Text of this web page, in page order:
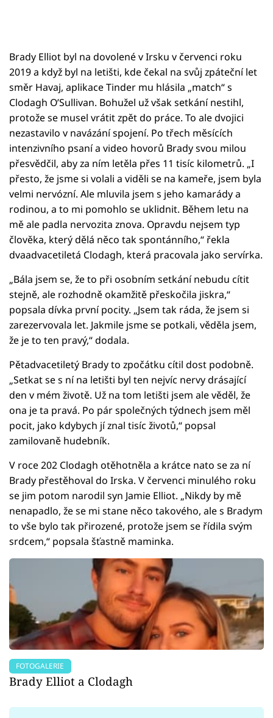
Brady Elliot byl na dovolené v Irsku v červenci roku
2019 a když byl na letišti, kde čekal na svůj zpáteční let
směr Havaj, aplikace Tinder mu hlásila „match“ s
Clodagh O’Sullivan. Bohužel už však setkání nestihl,
protože se musel vrátit zpět do práce. To ale dvojici
nezastavilo v navázání spojení. Po třech měsících
intenzivního psaní a video hovorů Brady svou milou
přesvědčil, aby za ním letěla přes 11 tisíc kilometrů. „I
přesto, že jsme si volali a viděli se na kameře, jsem byla
velmi nervózní. Ale mluvila jsem s jeho kamarády a
rodinou, a to mi pomohlo se uklidnit. Během letu na
mě ale padla nervozita znova. Opravdu nejsem typ
člověka, který dělá něco tak spontánního,“ řekla
dvaadvacetiletá Clodagh, která pracovala jako servírka.
„Bála jsem se, že to při osobním setkání nebudu cítit
stejně, ale rozhodně okamžitě přeskočila jiskra,“
popsala dívka první pocity. „Jsem tak ráda, že jsem si
zarezervovala let. Jakmile jsme se potkali, věděla jsem,
že je to ten pravý,“ dodala.
Pětadvacetiletý Brady to zpočátku cítil dost podobně.
„Setkat se s ní na letišti byl ten nejvíc nervy drásající
den v mém životě. Už na tom letišti jsem ale věděl, že
ona je ta pravá. Po pár společných týdnech jsem měl
pocit, jako kdybych jí znal tisíc životů,“ popsal
zamilovaně hudebník.
V roce 202 Clodagh otěhotněla a krátce nato se za ní
Brady přestěhoval do Irska. V červenci minulého roku
se jim potom narodil syn Jamie Elliot. „Nikdy by mě
nenapadlo, že se mi stane něco takového, ale s Bradym
to vše bylo tak přirozené, protože jsem se řídila svým
srdcem,“ popsala šťastně maminka.
FOTOGALERIE
Brady Elliot a Clodagh